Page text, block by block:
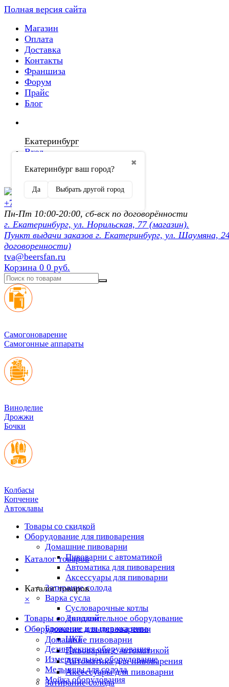
Полная версия сайта
Магазин
Оплата
Доставка
Контакты
Франшиза
Форум
Прайс
Блог
Екатеринбург
✖
Екатеринбург ваш город?
Да Выбрать другой город
Вход
Регистрация
+7 (902) 872-54-70
Пн-Пт 10:00-20:00, сб-вск по договорённости
г. Екатеринбург, ул. Норильская, 77 (магазин).
Пункт выдачи заказов г. Екатеринбург, ул. Шаумяна,
договоренности)
tva@beersfan.ru
Корзина 0 0 руб.
Cамогоноварение
Самогонные аппараты
Виноделие
Дрожжи
Бочки
Колбасы
Копчение
Автоклавы
Товары со скидкой
Оборудование для пивоварения
Домашние пивоварни
Пивоварни с автоматикой
Автоматика для пивоварения
Аксессуары для пивоварни
Затирание солода
Варка сусла
Cусловарочные котлы
Дополнительное оборудование
Брожение и выдержка пива
ЦКТ
Дезинфекция оборудования
Измерительное оборудование
Мельницы для солода
Мойка оборудования
Каталог товаров
Каталог товаров
×
Товары со скидкой
Оборудование для пивоварения
Домашние пивоварни
Пивоварни с автоматикой
Автоматика для пивоварения
Аксессуары для пивоварни
Затирание солода